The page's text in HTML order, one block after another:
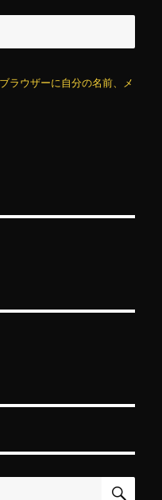
ラウザーに自分の名前、メ
検